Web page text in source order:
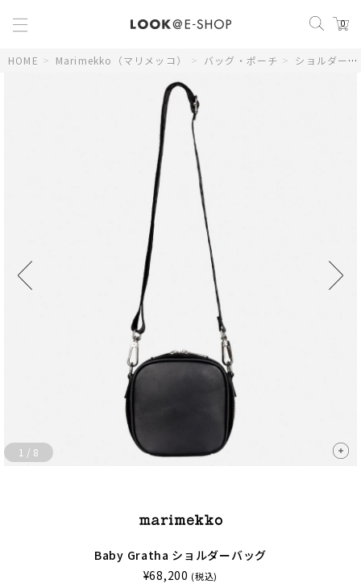
0
HOME > Marimekko（マリメッコ） > バッグ・ポーチ > ショルダーバッグ
1 / 8
Baby Gratha ショルダーバッグ
¥68,200 (税込)